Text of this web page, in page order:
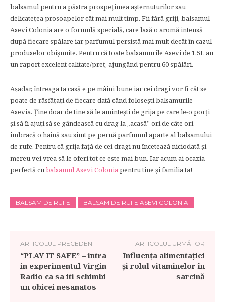
balsamul pentru a păstra prospeţimea aşternuturilor sau
delicateţea prosoapelor cât mai mult timp. Fii fără griji, balsamul
Asevi Colonia are o formulă specială, care lasă o aromă intensă
după fiecare spălare iar parfumul persistă mai mult decât în cazul
produselor obişnuite. Pentru că toate balsamurile Asevi de 1.5L au
un raport excelent calitate/preț, ajungând pentru 60 spălări.
Aşadar, întreaga ta casă e pe mâini bune iar cei dragi vor fi cât se
poate de răsfăţaţi de fiecare dată când foloseşti balsamurile
Asevia. Ţine doar de tine să le aminteşti de grija pe care le-o porţi
şi să îi ajuţi să se gândească cu drag la „acasă” ori de câte ori
îmbracă o haină sau simt pe pernă parfumul aparte al balsamului
de rufe. Pentru că grija faţă de cei dragi nu încetează niciodată şi
mereu vei vrea să le oferi tot ce este mai bun. Iar acum ai ocazia
perfectă cubalsamul Asevi Coloniapentru tine şi familia ta!
BALSAM DE RUFE BALSAM DE RUFE ASEVI COLONIA
ARTICOLUL PRECEDENT
“PLAY IT SAFE” – intra
in experimentul Virgin
Radio ca sa iti schimbi
un obicei nesanatos
ARTICOLUL URMĂTOR
Influența alimentației
și rolul vitaminelor în
sarcină